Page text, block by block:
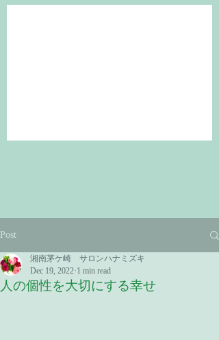
Post
人の個性を大切にする幸せ
湘南茅ケ崎 サロンハナミズキ
Dec 19, 2022 1 min read